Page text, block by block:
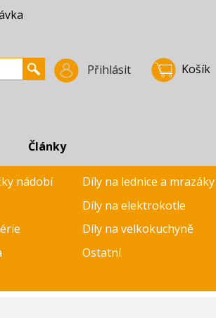
Přihlásit Košík
Články
nádobí
Díly na lednice a mrazáky
Díly na elektrokotle
Díly na velkokuchyně
Ostatní